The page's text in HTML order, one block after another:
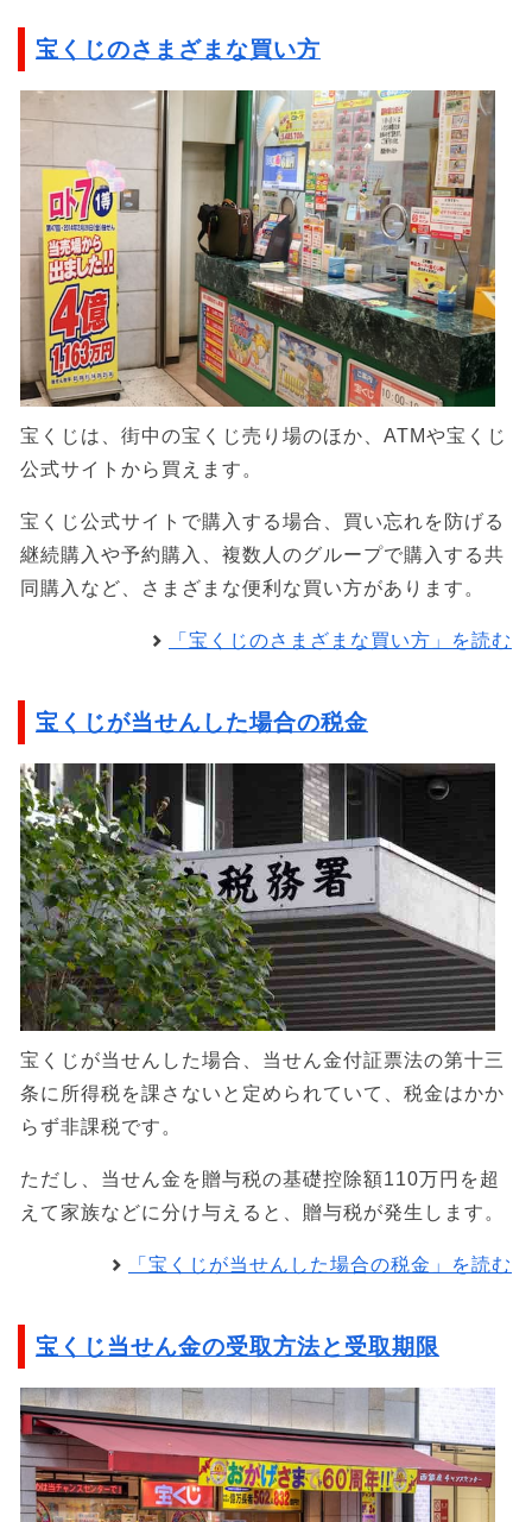
宝くじのさまざまな買い方
宝くじは、街中の宝くじ売り場のほか、ATMや宝くじ
公式サイトから買えます。
宝くじ公式サイトで購入する場合、買い忘れを防げる
継続購入や予約購入、複数人のグループで購入する共
同購入など、さまざまな便利な買い方があります。
「宝くじのさまざまな買い方」を読む
宝くじが当せんした場合の税金
宝くじが当せんした場合、当せん金付証票法の第十三
条に所得税を課さないと定められていて、税金はかか
らず非課税です。
ただし、当せん金を贈与税の基礎控除額110万円を超
えて家族などに分け与えると、贈与税が発生します。
「宝くじが当せんした場合の税金」を読む
宝くじ当せん金の受取方法と受取期限